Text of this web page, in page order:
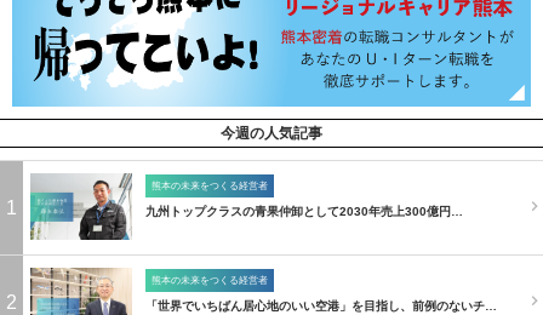
今週の人気記事
1
熊本の未来をつくる経営者
九州トップクラスの青果仲卸として2030年売上300億円…
2
熊本の未来をつくる経営者
「世界でいちばん居心地のいい空港」を目指し、前例のないチ…